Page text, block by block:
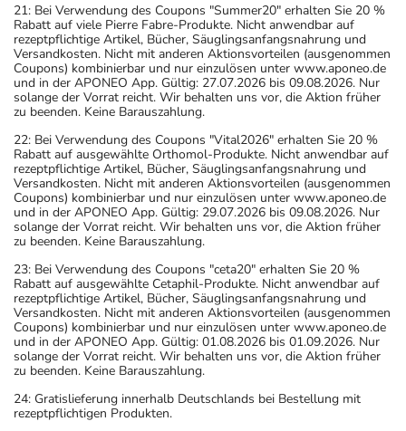
21: Bei Verwendung des Coupons "Summer20" erhalten Sie 20 %
Rabatt auf viele Pierre Fabre-Produkte. Nicht anwendbar auf
rezeptpflichtige Artikel, Bücher, Säuglingsanfangsnahrung und
Versandkosten. Nicht mit anderen Aktionsvorteilen (ausgenommen
Coupons) kombinierbar und nur einzulösen unter www.aponeo.de
und in der APONEO App. Gültig: 27.07.2026 bis 09.08.2026. Nur
solange der Vorrat reicht. Wir behalten uns vor, die Aktion früher
zu beenden. Keine Barauszahlung.
22: Bei Verwendung des Coupons "Vital2026" erhalten Sie 20 %
Rabatt auf ausgewählte Orthomol-Produkte. Nicht anwendbar auf
rezeptpflichtige Artikel, Bücher, Säuglingsanfangsnahrung und
Versandkosten. Nicht mit anderen Aktionsvorteilen (ausgenommen
Coupons) kombinierbar und nur einzulösen unter www.aponeo.de
und in der APONEO App. Gültig: 29.07.2026 bis 09.08.2026. Nur
solange der Vorrat reicht. Wir behalten uns vor, die Aktion früher
zu beenden. Keine Barauszahlung.
23: Bei Verwendung des Coupons "ceta20" erhalten Sie 20 %
Rabatt auf ausgewählte Cetaphil-Produkte. Nicht anwendbar auf
rezeptpflichtige Artikel, Bücher, Säuglingsanfangsnahrung und
Versandkosten. Nicht mit anderen Aktionsvorteilen (ausgenommen
Coupons) kombinierbar und nur einzulösen unter www.aponeo.de
und in der APONEO App. Gültig: 01.08.2026 bis 01.09.2026. Nur
solange der Vorrat reicht. Wir behalten uns vor, die Aktion früher
zu beenden. Keine Barauszahlung.
24: Gratislieferung innerhalb Deutschlands bei Bestellung mit
rezeptpflichtigen Produkten.